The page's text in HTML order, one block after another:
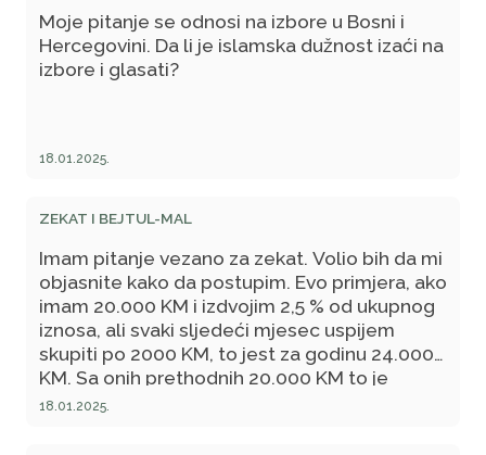
Moje pitanje se odnosi na izbore u Bosni i
Hercegovini. Da li je islamska dužnost izaći na
izbore i glasati?
18.01.2025.
ZEKAT I BEJTUL-MAL
Imam pitanje vezano za zekat. Volio bih da mi
objasnite kako da postupim. Evo primjera, ako
imam 20.000 KM i izdvojim 2,5 % od ukupnog
iznosa, ali svaki sljedeći mjesec uspijem
skupiti po 2000 KM, to jest za godinu 24.000
KM. Sa onih prethodnih 20.000 KM to je
ukupno 44.000 KM. S obzirom na to da ovaj
18.01.2025.